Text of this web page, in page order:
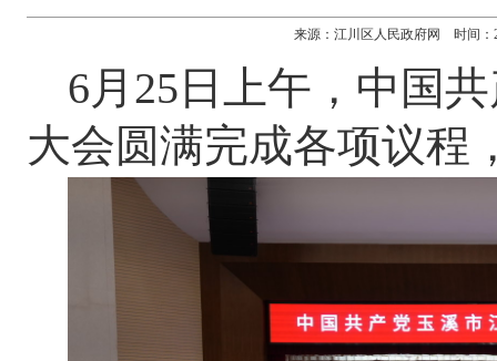
来源：江川区人民政府网 时间：
6月25日上午，中国
大会圆满完成各项议程